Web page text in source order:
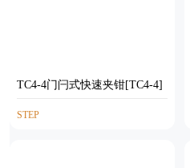
TC4-4门闩式快速夹钳[TC4-4]
STEP